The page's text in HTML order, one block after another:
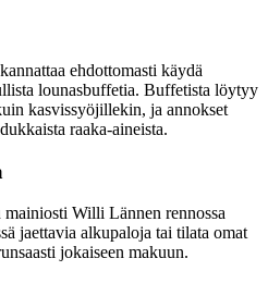
ehdottomasti käydä
lounasbuffetia. Buffetista löytyy
kasvissyöjillekin, ja annokset
raaka-aineista.
Willi Lännen rennossa
jaettavia alkupaloja tai tilata omat
jokaiseen makuun.